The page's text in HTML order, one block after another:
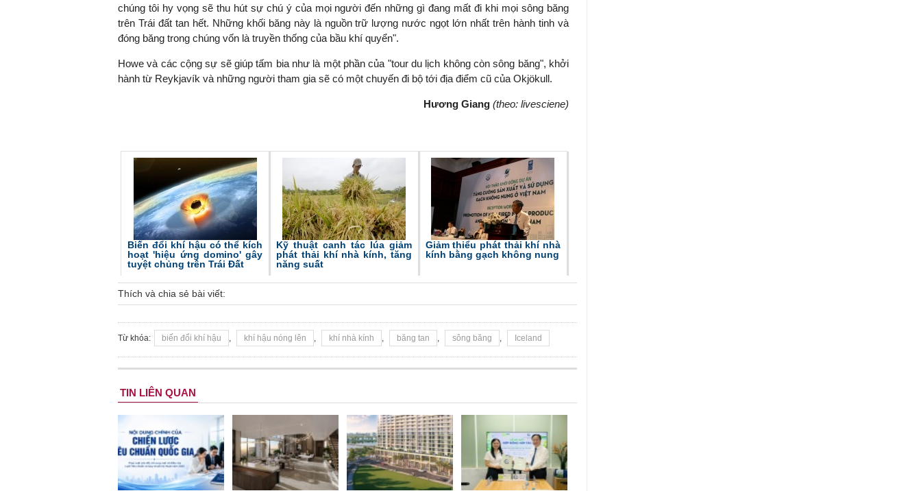
chúng tôi hy vọng sẽ thu hút sự chú ý của mọi người đến những gì đang mất đi khi mọi sông băng
trên Trái đất tan hết. Những khối băng này là nguồn trữ lượng nước ngọt lớn nhất trên hành tinh và
đóng băng trong chúng vốn là truyền thống của bầu khí quyển".
Howe và các cộng sự sẽ giúp tấm bia như là một phần của "tour du lịch không còn sông băng", khởi
hành từ Reykjavík và những người tham gia sẽ có một chuyến đi bộ tới địa điểm cũ của Okjökull.
Hương Giang (theo: livesciene)
Biến đổi khí hậu có thể kích
hoạt 'hiệu ứng domino' gây
tuyệt chủng trên Trái Đất
Kỹ thuật canh tác lúa giảm
phát thải khí nhà kính, tăng
năng suất
Giảm thiểu phát thải khí nhà
kính bằng gạch không nung
Thích và chia sẻ bài viết:
Từ khóa: biến đổi khí hậu , khí hậu nóng lên , khí nhà kính , băng tan , sông băng , Iceland
TIN LIÊN QUAN